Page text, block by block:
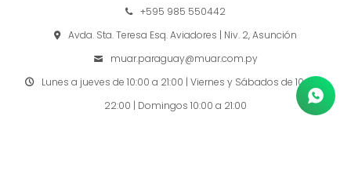
+595 985 550442
Avda. Sta. Teresa Esq. Aviadores | Niv. 2, Asunción
muar.paraguay@muar.com.py
Lunes a jueves de 10:00 a 21:00 | Viernes y Sábados de 10:00 a
22:00 | Domingos 10:00 a 21:00